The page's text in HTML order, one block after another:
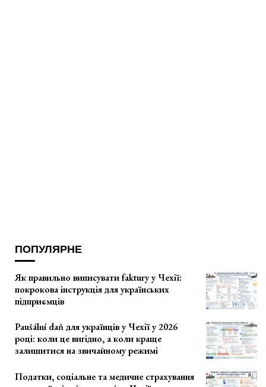
ПОПУЛЯРНЕ
Як правильно виписувати faktury у Чехії:
покрокова інструкція для українських
підприємців
Paušální daň для українців у Чехії у 2026
році: коли це вигідно, а коли краще
залишитися на звичайному режимі
Податки, соціальне та медичне страхування